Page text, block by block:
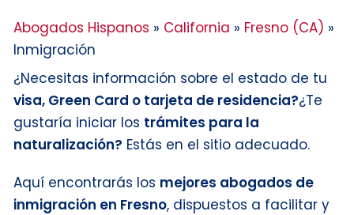
Abogados Hispanos » California » Fresno (CA) »
Inmigración
¿Necesitas información sobre el estado de tu
visa, Green Card o tarjeta de residencia?¿Te
gustaría iniciar los trámites para la
naturalización? Estás en el sitio adecuado.
Aquí encontrarás los mejores abogados de
inmigración en Fresno, dispuestos a facilitar y